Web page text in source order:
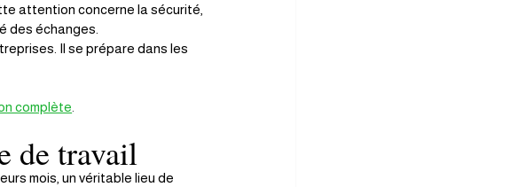
attention concerne la sécurité,
des échanges.
Il se prépare dans les
complète
de travail
mois, un véritable lieu de